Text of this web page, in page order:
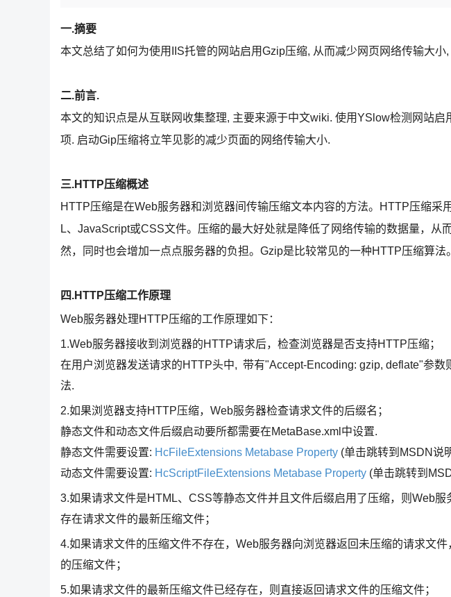
一.摘要
本文总结了如何为使用IIS托管的网站启用Gzip压缩, 从而减少网页网络传输大小
二.前言.
本文的知识点是从互联网收集整理, 主要来源于中文wiki. 使用YSlow检测网站
项. 启动Gip压缩将立竿见影的减少页面的网络传输大小.
三.HTTP压缩概述
HTTP压缩是在Web服务器和浏览器间传输压缩文本内容的方法。HTTP压缩采
L、JavaScript或CSS文件。压缩的最大好处就是降低了网络传输的数据量，从
然，同时也会增加一点点服务器的负担。Gzip是比较常见的一种HTTP压缩算法。
四.HTTP压缩工作原理
Web服务器处理HTTP压缩的工作原理如下：
1.Web服务器接收到浏览器的HTTP请求后，检查浏览器是否支持HTTP压缩；
在用户浏览器发送请求的HTTP头中, 带有"Accept-Encoding: gzip, deflate"参数
法.
2.如果浏览器支持HTTP压缩，Web服务器检查请求文件的后缀名；
静态文件和动态文件后缀启动要所都需要在MetaBase.xml中设置.
静态文件需要设置: HcFileExtensions Metabase Property (单击跳转到MSDN说
动态文件需要设置: HcScriptFileExtensions Metabase Property (单击跳转到
3.如果请求文件是HTML、CSS等静态文件并且文件后缀启用了压缩，则Web
存在请求文件的最新压缩文件；
4.如果请求文件的压缩文件不存在，Web服务器向浏览器返回未压缩的请求文
的压缩文件；
5.如果请求文件的最新压缩文件已经存在，则直接返回请求文件的压缩文件；